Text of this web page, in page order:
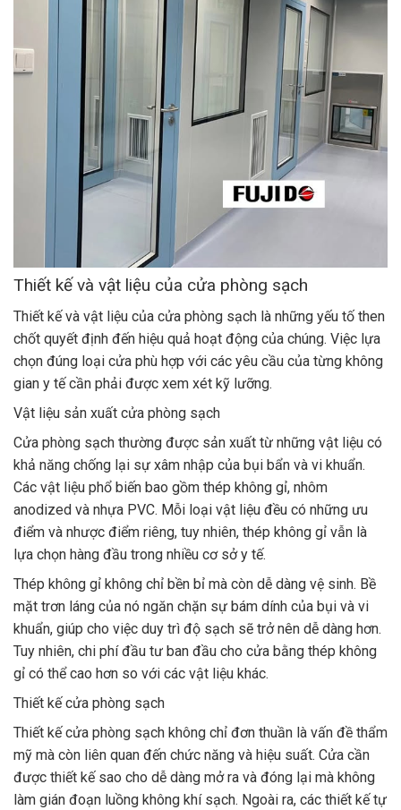
Thiết kế và vật liệu của cửa phòng sạch
Thiết kế và vật liệu của cửa phòng sạch là những yếu tố then
chốt quyết định đến hiệu quả hoạt động của chúng. Việc lựa
chọn đúng loại cửa phù hợp với các yêu cầu của từng không
gian y tế cần phải được xem xét kỹ lưỡng.
Vật liệu sản xuất cửa phòng sạch
Cửa phòng sạch thường được sản xuất từ những vật liệu có
khả năng chống lại sự xâm nhập của bụi bẩn và vi khuẩn.
Các vật liệu phổ biến bao gồm thép không gỉ, nhôm
anodized và nhựa PVC. Mỗi loại vật liệu đều có những ưu
điểm và nhược điểm riêng, tuy nhiên, thép không gỉ vẫn là
lựa chọn hàng đầu trong nhiều cơ sở y tế.
Thép không gỉ không chỉ bền bỉ mà còn dễ dàng vệ sinh. Bề
mặt trơn láng của nó ngăn chặn sự bám dính của bụi và vi
khuẩn, giúp cho việc duy trì độ sạch sẽ trở nên dễ dàng hơn.
Tuy nhiên, chi phí đầu tư ban đầu cho cửa bằng thép không
gỉ có thể cao hơn so với các vật liệu khác.
Thiết kế cửa phòng sạch
Thiết kế cửa phòng sạch không chỉ đơn thuần là vấn đề thẩm
mỹ mà còn liên quan đến chức năng và hiệu suất. Cửa cần
được thiết kế sao cho dễ dàng mở ra và đóng lại mà không
làm gián đoạn luồng không khí sạch. Ngoài ra, các thiết kế tự